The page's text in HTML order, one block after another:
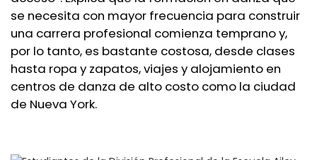
se necesita con mayor frecuencia para construir
una carrera profesional comienza temprano y,
por lo tanto, es bastante costosa, desde clases
hasta ropa y zapatos, viajes y alojamiento en
centros de danza de alto costo como la ciudad
de Nueva York.